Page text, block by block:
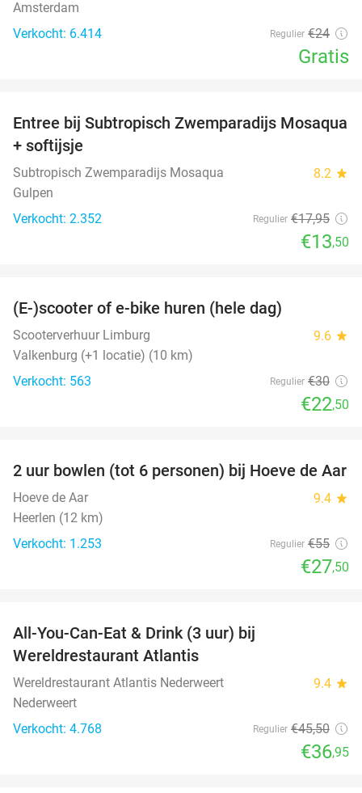
Amsterdam
Verkocht: 6.414
Regulier €24
Gratis
25%
Entree bij Subtropisch Zwemparadijs Mosaqua
+ softijsje
Subtropisch Zwemparadijs Mosaqua 8.2 star
Gulpen
Verkocht: 2.352
Regulier €17,95
€13,50
(E-)scooter of e-bike huren (hele dag)
Scooterverhuur Limburg 9.6 star
Valkenburg (+1 locatie) (10 km)
Verkocht: 563
Regulier €30
€22,50
50%
2 uur bowlen (tot 6 personen) bij Hoeve de Aar
Hoeve de Aar 9.4 star
Heerlen (12 km)
Verkocht: 1.253
Regulier €55
€27,50
All-You-Can-Eat & Drink (3 uur) bij
Wereldrestaurant Atlantis
Wereldrestaurant Atlantis Nederweert 9.4 star
Nederweert
Verkocht: 4.768
Regulier €45,50
€36,95